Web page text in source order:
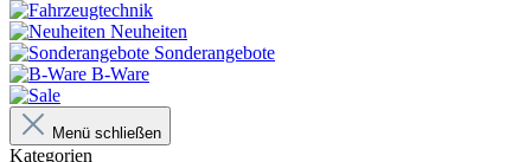
Neuheiten
Sonderangebote
B-Ware
Menü schließen
Kategorien